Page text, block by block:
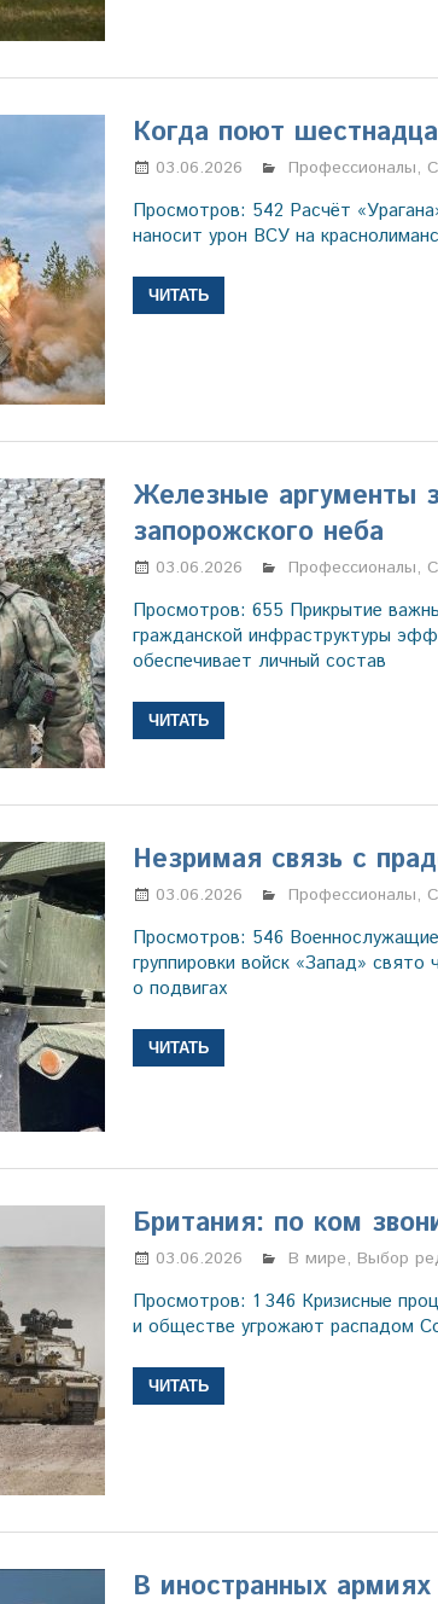
Когда поют
03.06.2026 Марина
Профессионалы,
Просмотров: 542 Расчёт
наносит урон ВСУ на
ЧИТАТЬ
Железные аргументы
запорожского неба
03.06.2026 Марина
Профессионалы,
Просмотров: 655 Прикрытие
гражданской инфраструктуры
обеспечивает личный состав
ЧИТАТЬ
Незримая связь с
03.06.2026 Марина
Профессионалы,
Просмотров: 546
группировки войск «Запад» свято
о подвигах
ЧИТАТЬ
Британия: по ком
03.06.2026 Марина
В мире, Выбор
Просмотров: 1 346 Кризисные
и обществе угрожают распадом
ЧИТАТЬ
В иностранных армиях